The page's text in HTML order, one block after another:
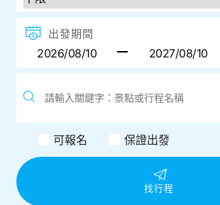
出發期間
可報名 保證出發
找行程